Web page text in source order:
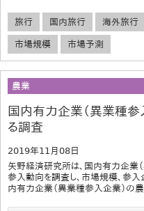
旅行 国内旅行 海外旅行
市場規模 市場予測
農業
国内有力企業（異業種参
る調査
2019年11月08日
矢野経済研究所は、国内有力企業
参入動向を調査し、市場規模、参
内有力企業（異業種参入企業）の